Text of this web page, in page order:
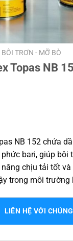
BÔI TRƠN - MỠ BÒ
Topas NB
NB 152 chứa
bari, giúp bôi
chịu tải tốt
trong môi trường
LIÊN HỆ VỚI